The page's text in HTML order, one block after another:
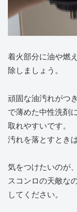
着火部分に油や燃
除しましょう。
頑固な油汚れがつ
で薄めた中性洗剤
取れやすいです。
汚れを落とすとき
気をつけたいのが
スコンロの天敵な
してください。